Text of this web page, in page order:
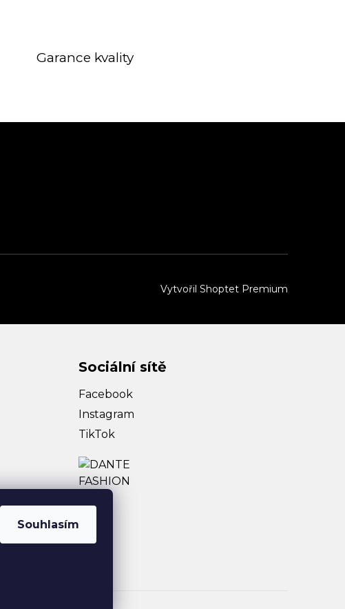
Souhlasím
Garance kvality
Vytvořil Shoptet Premium
Sociální sítě
Facebook
Instagram
TikTok